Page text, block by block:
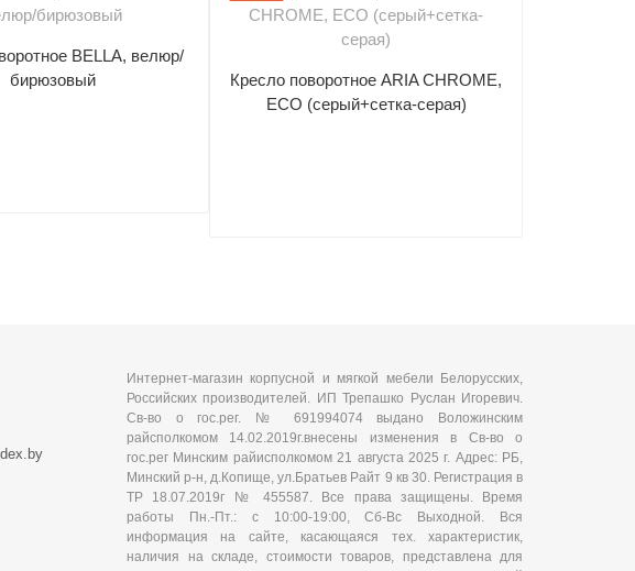
BELLA, велюр/
бирюзовый
Кресло поворотное ARIA CHROME,
ECO (серый+сетка-серая)
Интернет-магазин корпусной и мягкой мебели Белорусских,
Российских производителей. ИП Трепашко Руслан Игоревич.
Св-во о гос.рег. № 691994074 выдано Воложинским
райсполкомом 14.02.2019г.внесены изменения в Св-во о
гос.рег Минским райисполкомом 21 августа 2025 г. Адрес: РБ,
Минский р-н, д.Копище, ул.Братьев Райт 9 кв 30. Регистрация в
ТР 18.07.2019г № 455587. Все права защищены. Время
работы Пн.-Пт.: с 10:00-19:00, Сб-Вс Выходной. Вся
информация на сайте, касающаяся тех. характеристик,
наличия на складе, стоимости товаров, представлена для